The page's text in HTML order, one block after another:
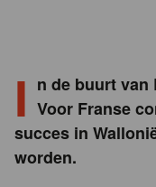
I n de buurt van
Voor Franse
succes in
worden.